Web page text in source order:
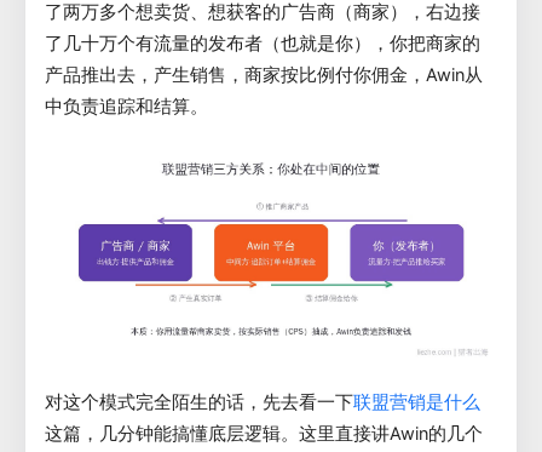
了两万多个想卖货、想获客的广告商（商家），右边接
了几十万个有流量的发布者（也就是你），你把商家的
产品推出去，产生销售，商家按比例付你佣金，Awin从
中负责追踪和结算。
对这个模式完全陌生的话，先去看一下联盟营销是什么
这篇，几分钟能搞懂底层逻辑。这里直接讲Awin的几个